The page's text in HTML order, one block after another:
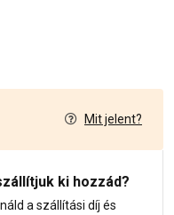
Mit jelent?
ki hozzád?
a szállítási díj és